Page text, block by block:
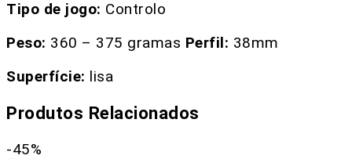
Tipo de jogo: Controlo
Peso: 360 – 375 gramas Perfil: 38mm
Superfície: lisa
Produtos Relacionados
-45%